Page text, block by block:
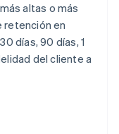
altas o más
retención en
días, 90 días, 1
del cliente a